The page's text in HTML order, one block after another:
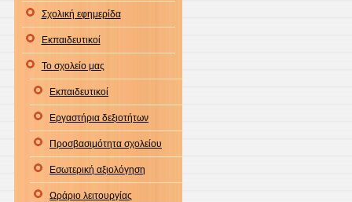
Σχολική εφημερίδα
Εκπαιδευτικοί
Το σχολείο μας
Εκπαιδευτικοί
Εργαστήρια δεξιοτήτων
Προσβασιμότητα σχολείου
Εσωτερική αξιολόγηση
Ωράριο λειτουργίας